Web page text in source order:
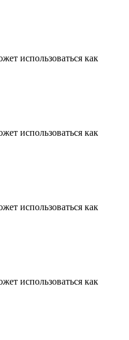
использоваться как
использоваться как
использоваться как
использоваться как